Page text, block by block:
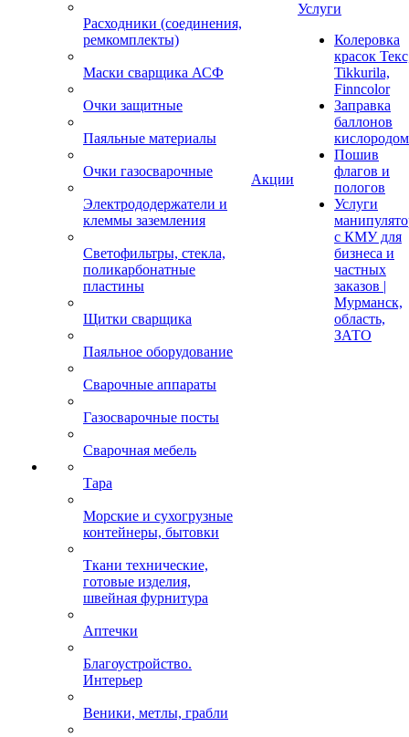
Расходники (соединения,
ремкомплекты)
Маски сварщика АСФ
Очки защитные
Паяльные материалы
Очки газосварочные
Электрододержатели и
клеммы заземления
Светофильтры, стекла,
поликарбонатные
пластины
Щитки сварщика
Паяльное оборудование
Сварочные аппараты
Газосварочные посты
Сварочная мебель
Тара
Морские и сухогрузные
контейнеры, бытовки
Ткани технические,
готовые изделия,
швейная фурнитура
Аптечки
Благоустройство.
Интерьер
Веники, метлы, грабли
Акции
Услуги
Колеровка
красок
Tikkurila,
Finncolor
Заправка
баллонов
кислородом
Пошив
флагов и
пологов
Услуги
с КМУ для
бизнеса и
частных
заказов |
Мурманск,
область,
ЗАТО